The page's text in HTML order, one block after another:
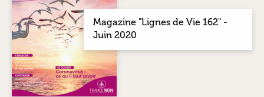
Magazine "Lignes de Vie 162" -
Juin 2020